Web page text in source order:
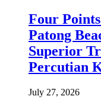
Four
Patong
Superior
Percutian
July 27, 2026